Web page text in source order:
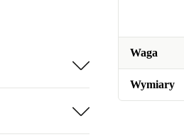
Waga
Wymiary